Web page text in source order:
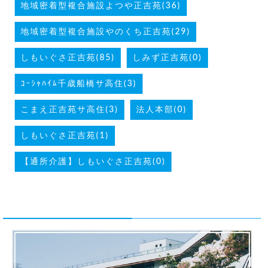
地域密着型複合施設よつや正吉苑(36)
地域密着型複合施設やのくち正吉苑(29)
しもいぐさ正吉苑(85) しみず正吉苑(0)
ｺｰｼｬﾊｲﾑ千歳船橋サ高住(3)
こまえ正吉苑サ高住(3) 法人本部(0)
しもいぐさ正吉苑(1)
【通所介護】しもいぐさ正吉苑(0)